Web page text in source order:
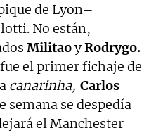
de Lyon–
No están,
MilitaoyRodrygo.
el primer fichaje de
canarinha, Carlos
semana se despedía
el Manchester